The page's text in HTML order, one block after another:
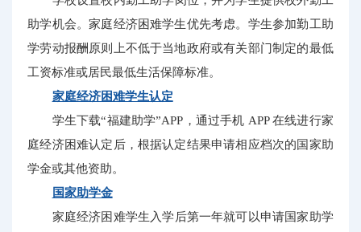
助学机会。家庭经济困难学生优先考虑。学生参加勤工助
学劳动报酬原则上不低于当地政府或有关部门制定的最低
工资标准或居民最低生活保障标准。
家庭经济困难学生认定
学生下载“福建助学”APP，通过手机 APP 在线进行家
庭经济困难认定后，根据认定结果申请相应档次的国家助
学金或其他资助。
国家助学金
家庭经济困难学生入学后第一年就可以申请国家助学